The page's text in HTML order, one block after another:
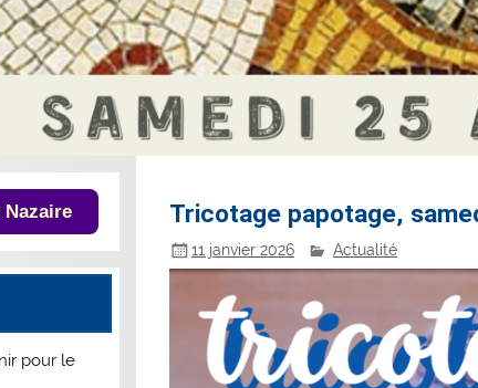
Tricotage papotage,
11 janvier 2026 Actualité
Nazaire
pour le